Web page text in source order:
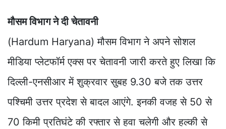
मौसम विभाग ने दी चेतावनी
(Hardum Haryana) मौसम विभाग ने अपने सोशल
मीडिया प्लेटफॉर्म एक्स पर चेतावनी जारी करते हुए लिखा कि
दिल्ली-एनसीआर में शुक्रवार सुबह 9.30 बजे तक उत्तर
पश्चिमी उत्तर प्रदेश से बादल आएंगे. इनकी वजह से 50 से
70 किमी प्रतिघंटे की रफ्तार से हवा चलेगी और हल्की से